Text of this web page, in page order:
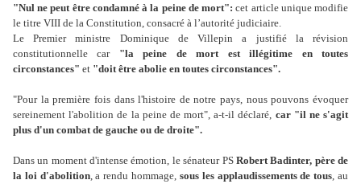
"Nul ne peut être condamné à la peine de mort": cet article unique modifie
le titre VIII de la Constitution, consacré à l’autorité judiciaire.
Le Premier ministre Dominique de Villepin a justifié la révision
constitutionnelle car "la peine de mort est illégitime en toutes
circonstances" et "doit être abolie en toutes circonstances".
"Pour la première fois dans l'histoire de notre pays, nous pouvons évoquer
sereinement l'abolition de la peine de mort", a-t-il déclaré, car "il ne s'agit
plus d'un combat de gauche ou de droite".
Dans un moment d'intense émotion, le sénateur PS Robert Badinter, père de
la loi d'abolition, a rendu hommage, sous les applaudissements de tous, au